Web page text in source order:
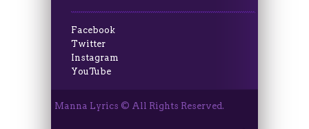
Facebook
Twitter
Instagram
YouTube
Manna Lyrics © All Rights Reserved.